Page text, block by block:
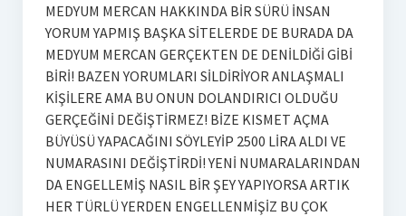
MEDYUM MERCAN HAKKINDA BİR SÜRÜ İNSAN
YORUM YAPMIŞ BAŞKA SİTELERDE DE BURADA DA
MEDYUM MERCAN GERÇEKTEN DE DENİLDİĞİ GİBİ
BİRİ! BAZEN YORUMLARI SİLDİRİYOR ANLAŞMALI
KİŞİLERE AMA BU ONUN DOLANDIRICI OLDUĞU
GERÇEĞİNİ DEĞİŞTİRMEZ! BİZE KISMET AÇMA
BÜYÜSÜ YAPACAĞINI SÖYLEYİP 2500 LİRA ALDI VE
NUMARASINI DEĞİŞTİRDİ! YENİ NUMARALARINDAN
DA ENGELLEMİŞ NASIL BİR ŞEY YAPIYORSA ARTIK
HER TÜRLÜ YERDEN ENGELLENMİŞİZ BU ÇOK